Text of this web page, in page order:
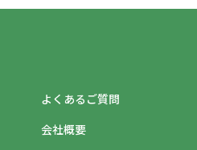
よくあるご質問
会社概要